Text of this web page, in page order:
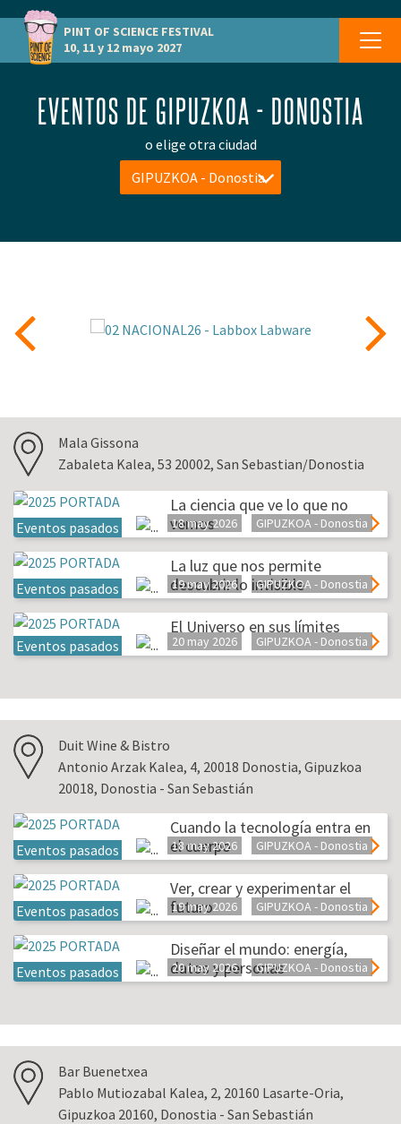
PINT OF SCIENCE FESTIVAL
10, 11 y 12 mayo 2027
EVENTOS DE GIPUZKOA - DONOSTIA
o elige otra ciudad
GIPUZKOA - Donostia
Mala Gissona
Zabaleta Kalea, 53 20002, San Sebastian/Donostia
Eventos pasados
La ciencia que ve lo que no
vemos
18 may 2026 GIPUZKOA - Donostia
Eventos pasados
La luz que nos permite
descubrir lo invisible
19 may 2026 GIPUZKOA - Donostia
Eventos pasados
El Universo en sus límites
20 may 2026 GIPUZKOA - Donostia
Duit Wine & Bistro
Antonio Arzak Kalea, 4, 20018 Donostia, Gipuzkoa
20018, Donostia - San Sebastián
Eventos pasados
Cuando la tecnología entra en
el cuerpo
18 may 2026 GIPUZKOA - Donostia
Eventos pasados
Ver, crear y experimentar el
futuro
19 may 2026 GIPUZKOA - Donostia
Eventos pasados
Diseñar el mundo: energía,
datos y personas
20 may 2026 GIPUZKOA - Donostia
Bar Buenetxea
Pablo Mutiozabal Kalea, 2, 20160 Lasarte-Oria,
Gipuzkoa 20160, Donostia - San Sebastián